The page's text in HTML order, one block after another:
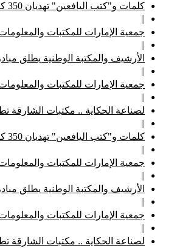
كلمات و"كتب اليافعين" تهديان 350 كتاباً لأطفال "الإمارات الإنسانية"
||
جمعية الإمارات للمكتبات
||
الأرشيف والمكتبة الوطنية يطلق
||
جمعية الإمارات للمكتبات
||
لصناعة الحكاية .. مكتبات الشارقة
||
كلمات و"كتب اليافعين" تهديان 350 كتاباً لأطفال "الإمارات الإنسانية"
||
جمعية الإمارات للمكتبات
||
الأرشيف والمكتبة الوطنية يطلق
||
جمعية الإمارات للمكتبات
||
لصناعة الحكاية .. مكتبات الشارقة